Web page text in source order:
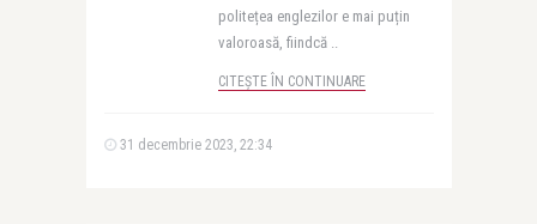
politețea englezilor e mai puțin
valoroasă, fiindcă ..
CITEȘTE ÎN CONTINUARE
31 decembrie 2023, 22:34